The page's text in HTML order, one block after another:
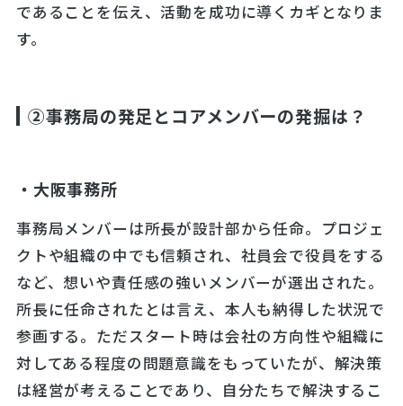
であることを伝え、活動を成功に導くカギとなりま
す。
②事務局の発足とコアメンバーの発掘は？
・大阪事務所
事務局メンバーは所長が設計部から任命。プロジェ
クトや組織の中でも信頼され、社員会で役員をする
など、想いや責任感の強いメンバーが選出された。
所長に任命されたとは言え、本人も納得した状況で
参画する。ただスタート時は会社の方向性や組織に
対してある程度の問題意識をもっていたが、解決策
は経営が考えることであり、自分たちで解決するこ